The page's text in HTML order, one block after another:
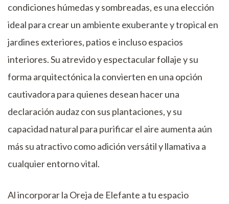
condiciones húmedas y sombreadas, es una elección
ideal para crear un ambiente exuberante y tropical en
jardines exteriores, patios e incluso espacios
interiores. Su atrevido y espectacular follaje y su
forma arquitectónica la convierten en una opción
cautivadora para quienes desean hacer una
declaración audaz con sus plantaciones, y su
capacidad natural para purificar el aire aumenta aún
más su atractivo como adición versátil y llamativa a
cualquier entorno vital.
Al incorporar la Oreja de Elefante a tu espacio